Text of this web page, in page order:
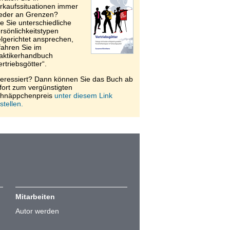
immer
an Grenzen?
Sie unterschiedliche
ansprechen,
Sie im
Dann können Sie das Buch ab
zum vergünstigten
unter diesem Link
Mitarbeiten
Autor werden